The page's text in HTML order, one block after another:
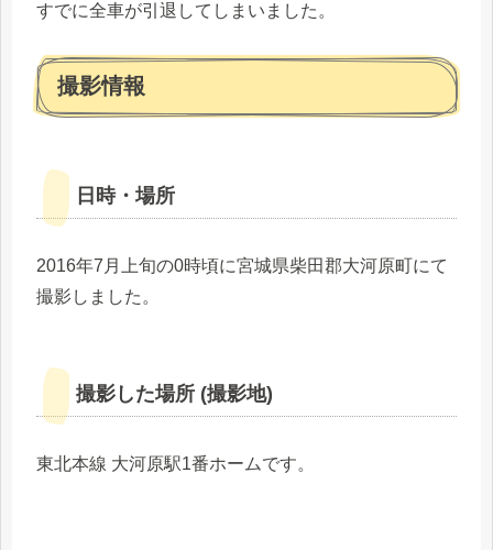
すでに全車が引退してしまいました。
撮影情報
日時・場所
2016年7月上旬の0時頃に宮城県柴田郡大河原町にて
撮影しました。
撮影した場所 (撮影地)
東北本線 大河原駅1番ホームです。